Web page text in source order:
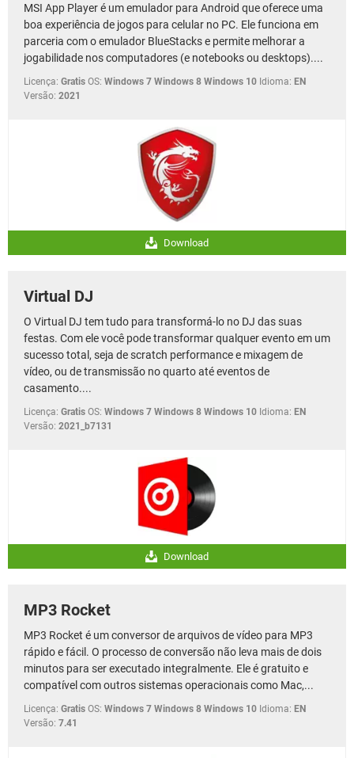
MSI App Player é um emulador para Android que oferece uma
boa experiência de jogos para celular no PC. Ele funciona em
parceria com o emulador BlueStacks e permite melhorar a
jogabilidade nos computadores (e notebooks ou desktops)....
Licença: Gratis OS: Windows 7 Windows 8 Windows 10 Idioma: EN
Versão: 2021
Download
Virtual DJ
O Virtual DJ tem tudo para transformá-lo no DJ das suas
festas. Com ele você pode transformar qualquer evento em um
sucesso total, seja de scratch performance e mixagem de
vídeo, ou de transmissão no quarto até eventos de
casamento....
Licença: Gratis OS: Windows 7 Windows 8 Windows 10 Idioma: EN
Versão: 2021_b7131
Download
MP3 Rocket
MP3 Rocket é um conversor de arquivos de vídeo para MP3
rápido e fácil. O processo de conversão não leva mais de dois
minutos para ser executado integralmente. Ele é gratuito e
compatível com outros sistemas operacionais como Mac,...
Licença: Gratis OS: Windows 7 Windows 8 Windows 10 Idioma: EN
Versão: 7.41